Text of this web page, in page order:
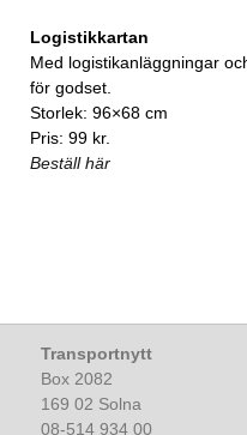
Logistikkartan
Med logistikanläggningar
för godset.
Storlek: 96×68 cm
Pris: 99 kr.
Beställ här
Transportnytt
Box 2082
169 02 Solna
08-514 934 00